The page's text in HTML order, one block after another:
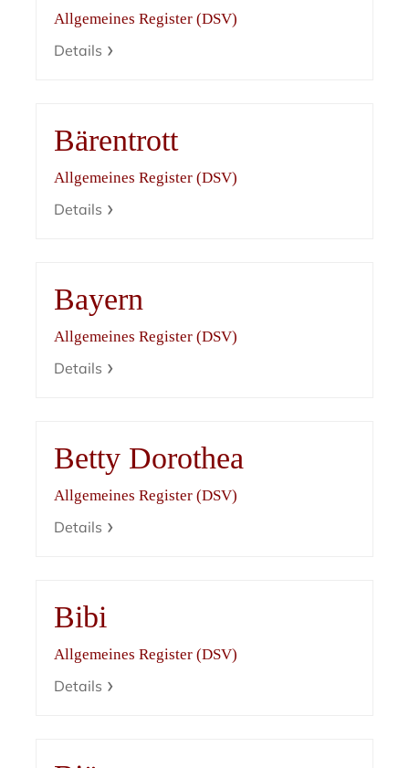
Allgemeines Register (DSV)
Details
Bärentrott
Allgemeines Register (DSV)
Details
Bayern
Allgemeines Register (DSV)
Details
Betty Dorothea
Allgemeines Register (DSV)
Details
Bibi
Allgemeines Register (DSV)
Details